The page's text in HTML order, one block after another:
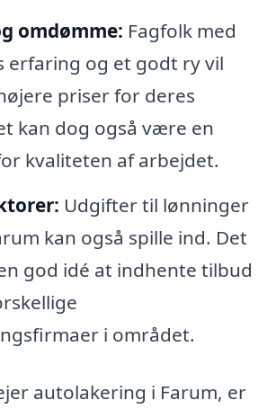
omdømme: Fagfolk med
erfaring og et godt ry vil
priser for deres
kan dog også være en
kvaliteten af arbejdet.
Udgifter til lønninger
kan også spille ind. Det
god idé at indhente tilbud
i området.
autolakering i Farum, er